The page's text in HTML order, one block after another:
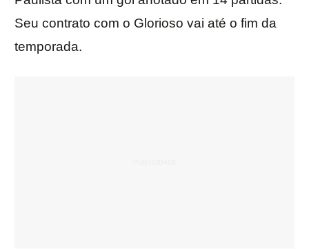
Seu contrato com o Glorioso vai até o fim da
temporada.